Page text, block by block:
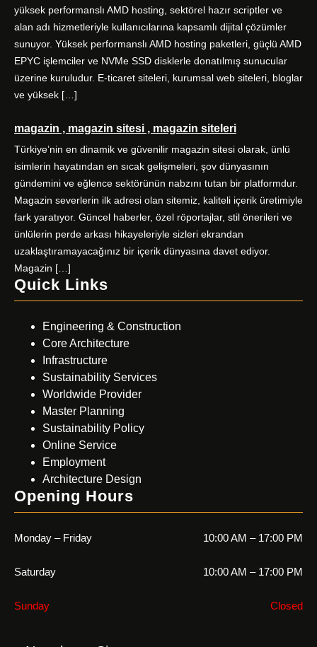
yüksek performanslı AMD hosting, sektörel hazır scriptler ve
alan adı hizmetleriyle kullanıcılarına kapsamlı dijital çözümler
sunuyor. Yüksek performanslı AMD hosting paketleri, güçlü AMD
EPYC işlemciler ve NVMe SSD disklerle donatılmış sunucular
üzerine kuruludur. E-ticaret siteleri, kurumsal web siteleri, bloglar
ve yüksek […]
magazin , magazin sitesi , magazin siteleri
Türkiye’nin en dinamik ve güvenilir magazin sitesi olarak, ünlü
isimlerin hayatından en sıcak gelişmeleri, şov dünyasının
gündemini ve eğlence sektörünün nabzını tutan bir platformdur.
Magazin severlerin ilk adresi olan sitemiz, kaliteli içerik üretimiyle
fark yaratıyor. Güncel haberler, özel röportajlar, stil önerileri ve
ünlülerin perde arkası hikayeleriyle sizleri ekrandan
uzaklaştıramayacağınız bir içerik dünyasına davet ediyor.
Magazin […]
Quick Links
Engineering & Construction
Core Architecture
Infrastructure
Sustainability Services
Worldwide Provider
Master Planning
Sustainability Policy
Online Service
Employment
Architecture Design
Opening Hours
Monday – Friday 10:00 AM – 17:00 PM
Saturday 10:00 AM – 17:00 PM
Sunday Closed